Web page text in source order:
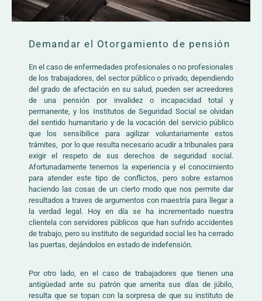
Demandar el Otorgamiento de pensión
En el caso de enfermedades profesionales o no profesionales
de los trabajadores, del sector público o privado, dependiendo
del grado de afectación en su salud, pueden ser acreedores
de una pensión por invalidez o incapacidad total y
permanente, y los Institutos de Seguridad Social se olvidan
del sentido humanitario y de la vocación del servicio público
que los sensibilice para agilizar voluntariamente estos
trámites, por lo que resulta necesario acudir a tribunales para
exigir el respeto de sus derechos de seguridad social.
Afortunadamente tenemos la experiencia y el conocimiento
para atender este tipo de conflictos, pero sobre estamos
haciendo las cosas de un cierto modo que nos permite dar
resultados a traves de argumentos con maestría para llegar a
la verdad legal. Hoy en día se ha incrementado nuestra
clientela con servidores públicos que han sufrido accidentes
de trabajo, pero su instituto de seguridad social les ha cerrado
las puertas, dejándolos en estado de indefensión.
Por otro lado, en el caso de trabajadores que tienen una
antigüedad ante su patrón que amerita sus días de júbilo,
resulta que se topan con la sorpresa de que su instituto de